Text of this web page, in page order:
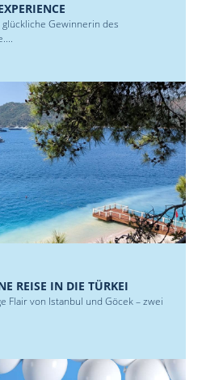
Gewinnerin des
REISE IN DIE TÜRKEI
Flair von Istanbul und Göcek – zwei